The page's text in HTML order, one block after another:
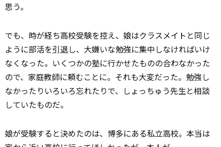
思う。
でも、時が経ち高校受験を控え、娘はクラスメイトと同じ
ように部活を引退し、大嫌いな勉強に集中しなければいけ
なくなった。いくつかの塾に行かせたものの合わなかった
ので、家庭教師に頼むことに。それも大変だった。勉強し
なかったりいろいろ忘れたりで、しょっちゅう先生と相談
していたものだ。
娘が受験すると決めたのは、博多にある私立高校。本当は